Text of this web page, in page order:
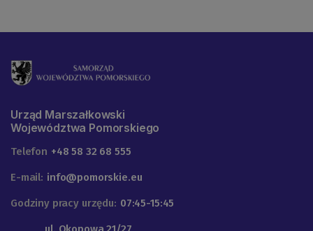
Urząd Marszałkowski
Województwa Pomorskiego
Telefon +48 58 32 68 555
E-mail: info@pomorskie.eu
Godziny pracy urzędu: 07:45-15:45